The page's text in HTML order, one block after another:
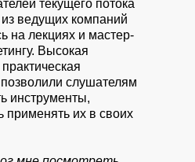
текущего потока
ведущих компаний
на лекциях и мастер-
Высокая
слушателям
инструменты,
применять их в своих